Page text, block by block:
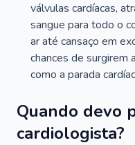
válvulas cardíacas,
sangue para todo o
ar até cansaço em
chances de surgirem
como a parada
Quando devo
cardiologista?